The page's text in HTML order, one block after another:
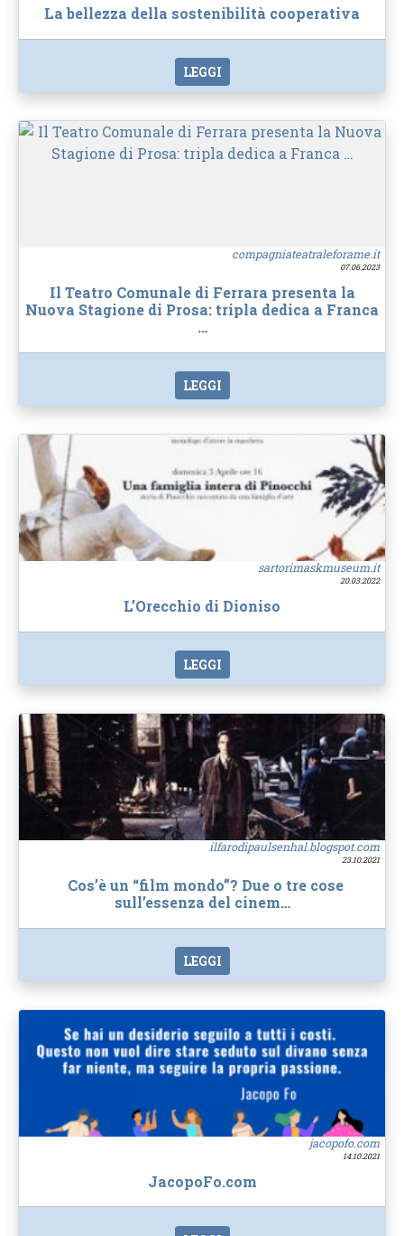
La bellezza della sostenibilità cooperativa
LEGGI
compagniateatraleforame.it
07.06.2023
Il Teatro Comunale di Ferrara presenta la
Nuova Stagione di Prosa: tripla dedica a Franca
…
LEGGI
sartorimaskmuseum.it
20.03.2022
L’Orecchio di Dioniso
LEGGI
ilfarodipaulsenhal.blogspot.com
23.10.2021
Cos’è un “film mondo”? Due o tre cose
sull’essenza del cinem…
LEGGI
jacopofo.com
14.10.2021
JacopoFo.com